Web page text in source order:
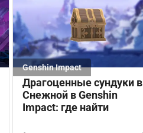
Genshin Impact
Драгоценные сундуки в
Снежной в Genshin
Impact: где найти